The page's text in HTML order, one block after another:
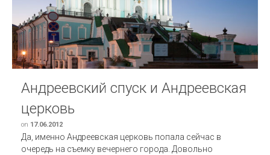
Андреевский спуск и Андреевская
церковь
on 17.06.2012
Да, именно Андреевская церковь попала сейчас в
очередь на съемку вечернего города. Довольно